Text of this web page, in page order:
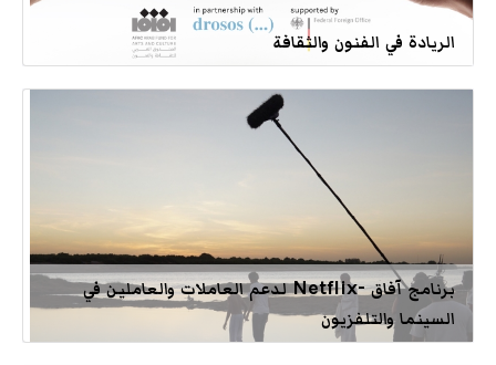
الريادة في الفنون والثقافة
برنامج آفاق -Netflix لدعم العاملات والعاملين في
السينما والتلفزيون